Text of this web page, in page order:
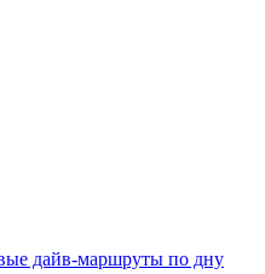
дайв-маршруты по дну